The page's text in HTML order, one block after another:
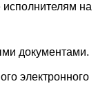
исполнителям на
документами.
электронного